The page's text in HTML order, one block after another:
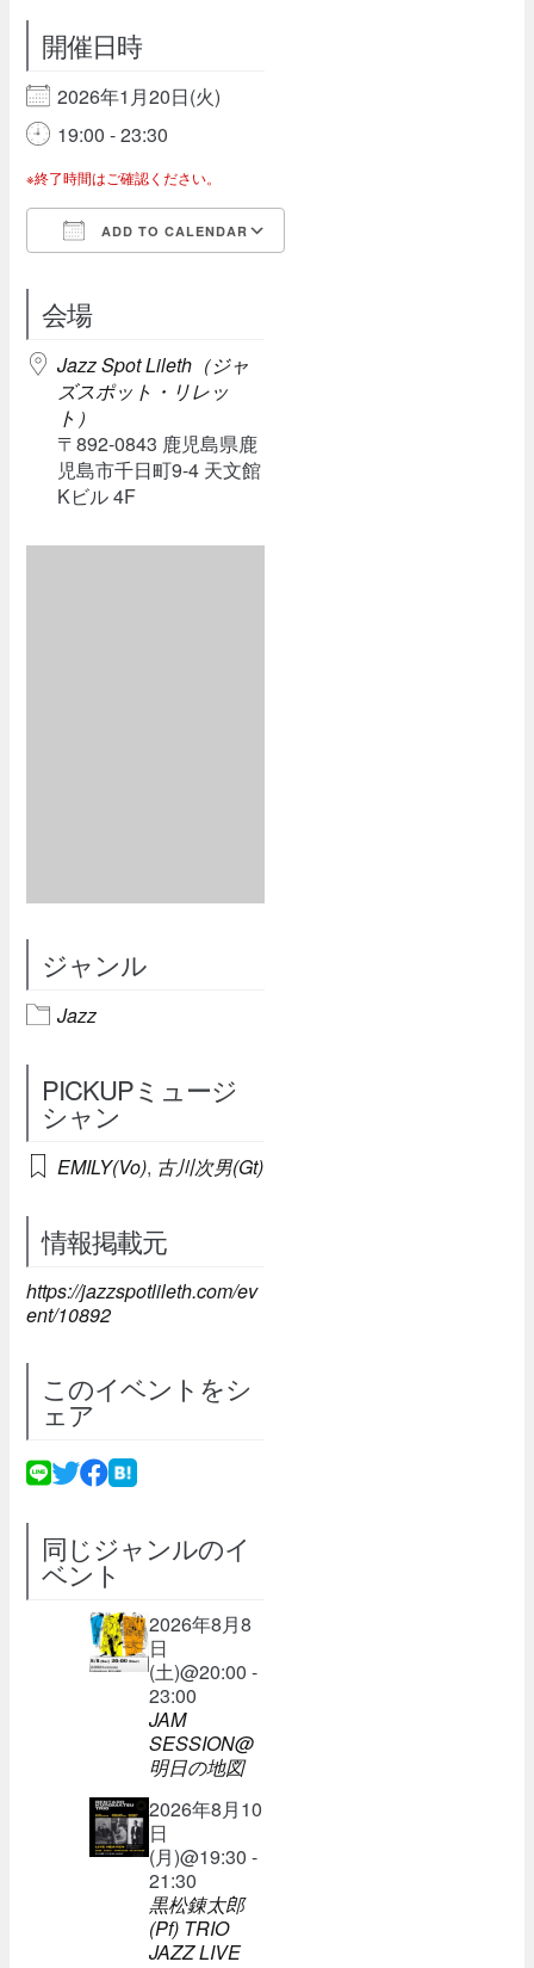
開催日時
2026年1月20日(火)
19:00 - 23:30
※終了時間はご確認ください。
ADD TO CALENDAR
会場
Jazz Spot Lileth（ジャ
ズスポット・リレッ
ト）
〒892-0843 鹿児島県鹿
児島市千日町9-4 天文館
Kビル 4F
ジャンル
Jazz
PICKUPミュージ
シャン
EMILY(Vo), 古川次男(Gt)
情報掲載元
https://jazzspotlileth.com/ev
ent/10892
このイベントをシ
ェア
同じジャンルのイ
ベント
2026年8月8
日
(土)@20:00 -
23:00
JAM
SESSION@
明日の地図
2026年8月10
日
(月)@19:30 -
21:30
黒松錬太郎
(Pf) TRIO
JAZZ LIVE